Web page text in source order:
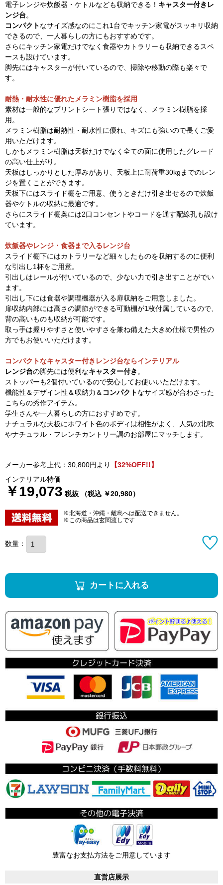
電子レンジや炊飯器・ケトルなども収納できる！ キャスター付きレ
ンジ台。
コンパクトなサイズ感なのにこれ1台でキッチン家電がスッキリ収納
できるので、一人暮らしの方にもおすすめです。
さらにキッチン家電だけでなく食器やカトラリーも収納できるスペ
ースも設けています。
脚先にはキャスターが付いているので、掃除や移動の際も楽々で
す。
耐熱・耐水性に優れたメラミン樹脂を採用
素材は一般的なプリントシート張りではなく、メラミン樹脂を採
用。
メラミン樹脂は耐熱性・耐水性に優れ、キズにも強いので長くご愛
用いただけます。
しかもメラミン樹脂は天板だけでなく全ての面に使用したグレード
の高い仕上がり。
天板はしっかりとした厚みがあり、天板上に耐荷重30kgまでのレン
ジを置くことができます。
天板下にはスライド棚をご用意、使うときだけ引き出せるので炊飯
器やケトルの収納に最適です。
さらにスライド棚奥には2口コンセントやコードを通す配線孔も設け
ています。
炊飯器やレンジ・食器まで入るレンジ台
スライド棚下にはカトラリーなど細々したものを収納するのに便利
な引出し1杯をご用意。
引出しはレールが付いているので、少ない力で引き出すことがでい
ます。
引出し下には食器や調理機器が入る扉収納をご用意しました。
扉収納内部には高さの調節ができる可動棚が1枚付属しているので、
背の高いものも収納が可能です。
取っ手は握りやすさと使いやすさを兼ね備えた大きめ仕様で男性の
方でもお使いいただけます。
コンパクトなキャスター付きレンジ台ならインテリアル
レンジ台の脚先には便利なキャスター付き。
ストッパーも2個付いているので安心してお使いいただけます。
機能性＆デザイン性＆収納力＆ コンパクトなサイズ感が合わさった
こちらの秀作アイテム。
学生さんや一人暮らしの方におすすめです。
ナチュラルな天板にホワイト色のボディは相性がよく、人気の北欧
やナチュラル・フレンチカントリー調のお部屋にマッチします。
メーカー参考上代：30,800円より
【32%OFF!!】
インテリアル特価
￥19,073 税抜 （税込 ￥20,980）
※北海道・沖縄・離島へは配送できません。
※この商品は玄関渡しです
数量：
カートに入れる
豊富なお支払方法をご用意しています
直営店展示